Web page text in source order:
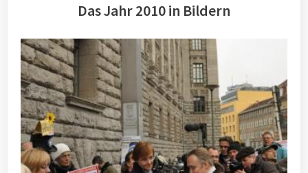
Das Jahr 2010 in Bildern